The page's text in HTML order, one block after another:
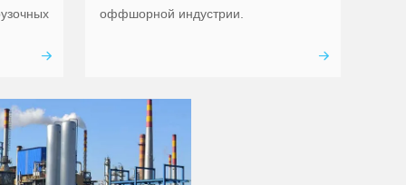
оффшорной индустрии.